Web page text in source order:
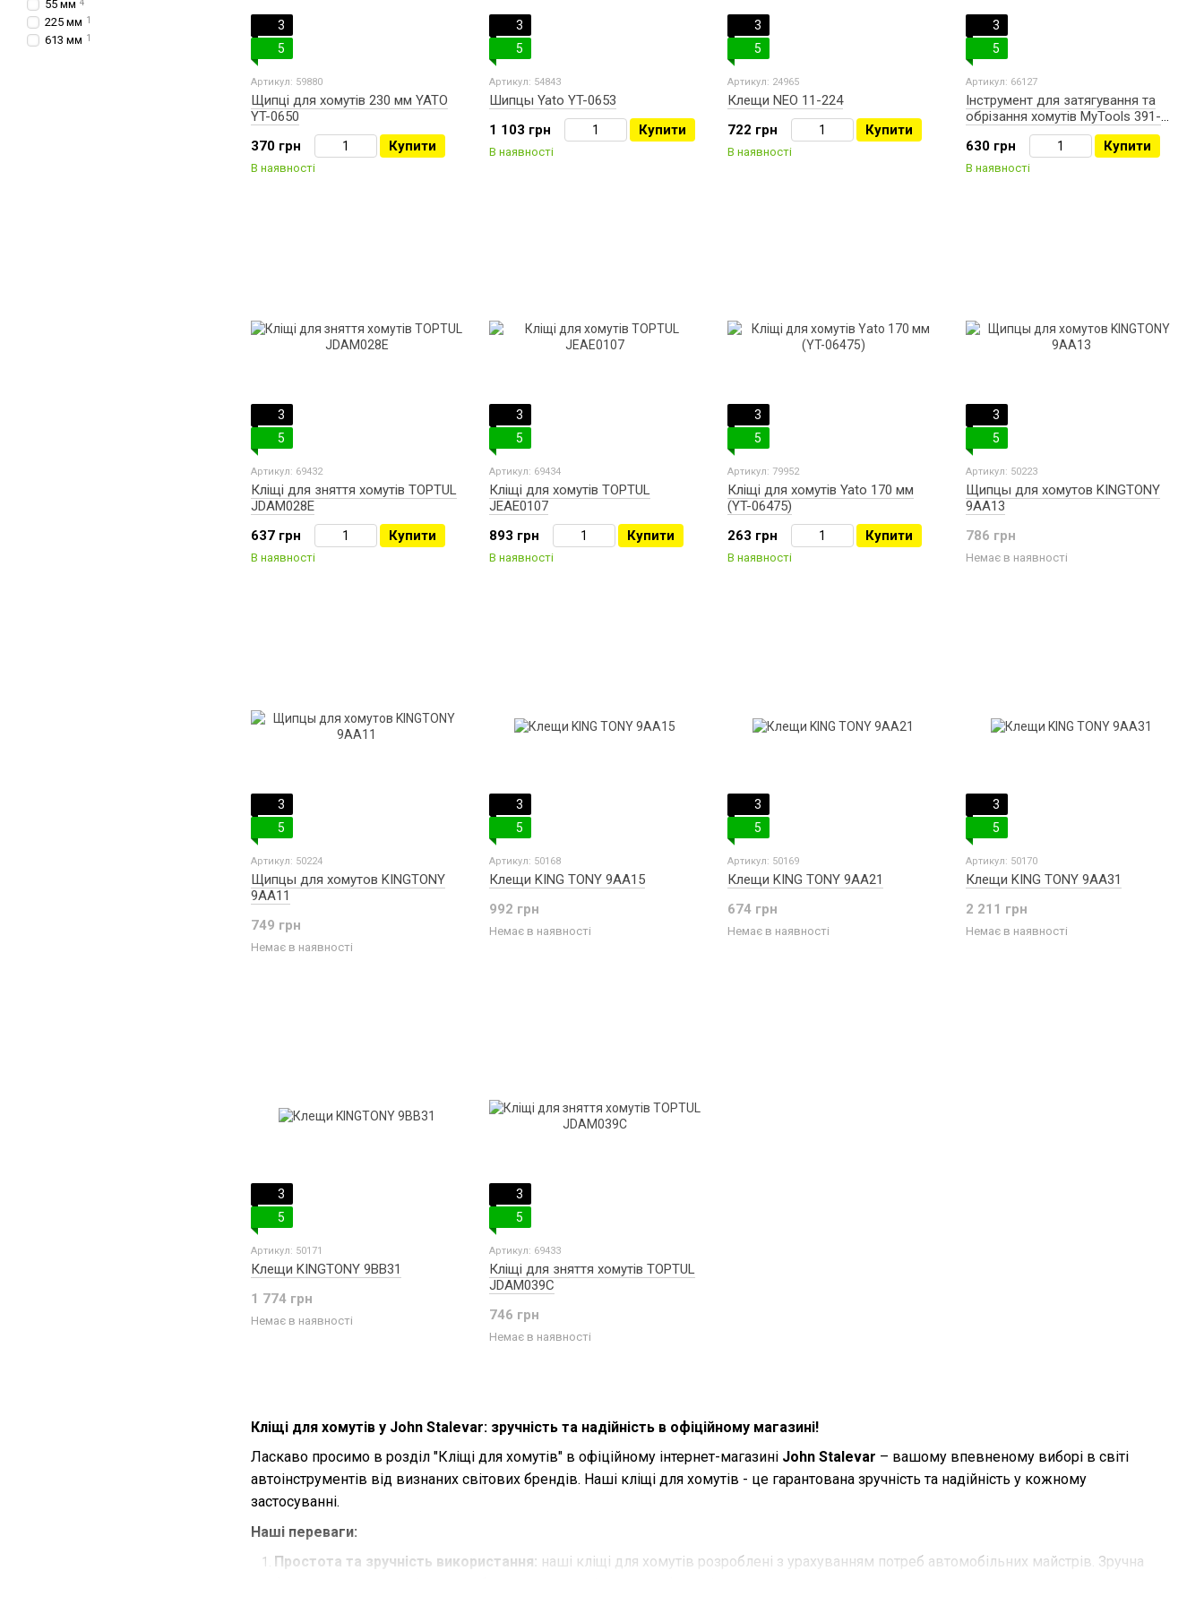
Кліщі для хомутів у John Stalevar: зручність та надійність в офіційному магазині!
Ласкаво просимо в розділ "Кліщі для хомутів" в офіційному інтернет-магазині John Stalevar – вашому впевненому виборі в світі
автоінструментів від визнаних світових брендів. Наші кліщі для хомутів - це гарантована зручність та надійність у кожному
застосуванні.
Наші переваги:
Простота та зручність використання: наші кліщі для хомутів розроблені з урахуванням потреб автомобільних майстрів. Зручна
3
5
Артикул: 59880
Щипці для хомутів 230 мм YATO
YT-0650
370 грн
Купити
В наявності
3
5
Артикул: 54843
Шипцы Yato YT-0653
1 103 грн
Купити
В наявності
3
5
Артикул: 24965
Клещи NEO 11-224
722 грн
Купити
В наявності
3
5
Артикул: 66127
Інструмент для затягування та
обрізання хомутів MyTools 391-
630 грн
Купити
В наявності
3
5
Артикул: 69432
Кліщі для зняття хомутів TOPTUL
JDAM028E
637 грн
Купити
В наявності
3
5
Артикул: 69434
Кліщі для хомутів TOPTUL
JEAE0107
893 грн
Купити
В наявності
3
5
Артикул: 79952
Кліщі для хомутів Yato 170 мм
(YT-06475)
263 грн
Купити
В наявності
3
5
Артикул: 50223
Щипцы для хомутов KINGTONY
9AA13
786 грн
Немає в наявності
3
5
Артикул: 50224
Щипцы для хомутов KINGTONY
9AA11
749 грн
Немає в наявності
3
5
Артикул: 50168
Клещи KING TONY 9AA15
992 грн
Немає в наявності
3
5
Артикул: 50169
Клещи KING TONY 9AA21
674 грн
Немає в наявності
3
5
Артикул: 50170
Клещи KING TONY 9AA31
2 211 грн
Немає в наявності
3
5
Артикул: 50171
Клещи KINGTONY 9BB31
1 774 грн
Немає в наявності
3
5
Артикул: 69433
Кліщі для зняття хомутів TOPTUL
JDAM039C
746 грн
Немає в наявності
55 мм 4
225 мм 1
613 мм 1